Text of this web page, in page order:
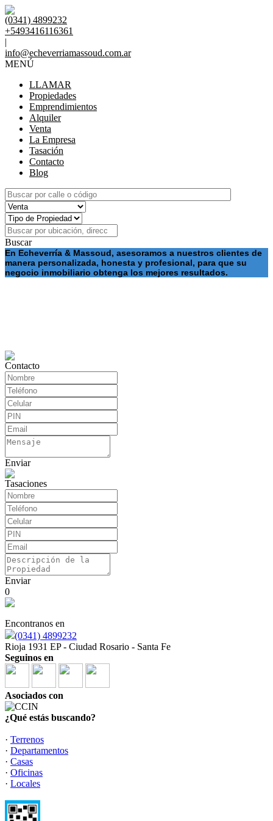
(0341) 4899232
+5493416116361
|
info@echeverriamassoud.com.ar
MENÚ
LLAMAR
Propiedades
Emprendimientos
Alquiler
Venta
La Empresa
Tasación
Contacto
Blog
Buscar
En Echeverría & Massoud, asesoramos a nuestros clientes de
manera personalizada, honesta y profesional, para que su
negocio inmobiliario obtenga los mejores resultados.
Contacto
Enviar
Tasaciones
Enviar
0
Encontranos en
(0341) 4899232
Rioja 1931 EP - Ciudad Rosario - Santa Fe
Seguinos en
Asociados con
¿Qué estás buscando?
· Terrenos
· Departamentos
· Casas
· Oficinas
· Locales